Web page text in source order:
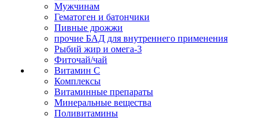
Мужчинам
Гематоген и батончики
Пивные дрожжи
прочие БАД для внутреннего применения
Рыбий жир и омега-3
Фиточай/чай
Витамин С
Комплексы
Витаминные препараты
Минеральные вещества
Поливитамины